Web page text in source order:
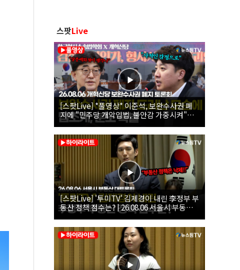
스팟Live
[스팟Live] *풀영상* 이준석, 보완수사권 폐
지에 "민주당 개악입법, 불안감 가중시켜"｜
26.08.06 개혁신당 보완수사권 폐지 토론회
[스팟Live] '투미TV' 김제경이 내린 李정부 부
동산 정책 점수는? | 26.08.06 서울시 부동산
대토론회